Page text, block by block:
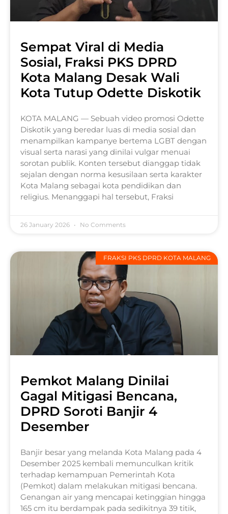
Sempat Viral di Media
Sosial, Fraksi PKS DPRD
Kota Malang Desak Wali
Kota Tutup Odette Diskotik
KOTA MALANG — Sebuah video promosi Odette
Diskotik yang beredar luas di media sosial dan
menampilkan kampanye bertema LGBT dengan
visual serta narasi yang dinilai vulgar menuai
sorotan publik. Konten tersebut dianggap tidak
sejalan dengan norma kesusilaan serta karakter
Kota Malang sebagai kota pendidikan dan
religius. Menanggapi hal tersebut, Fraksi
26 January 2026 No Comments
FRAKSI PKS DPRD KOTA MALANG
Pemkot Malang Dinilai
Gagal Mitigasi Bencana,
DPRD Soroti Banjir 4
Desember
Banjir besar yang melanda Kota Malang pada 4
Desember 2025 kembali memunculkan kritik
terhadap kemampuan Pemerintah Kota
(Pemkot) dalam melakukan mitigasi bencana.
Genangan air yang mencapai ketinggian hingga
165 cm itu berdampak pada sedikitnya 39 titik,